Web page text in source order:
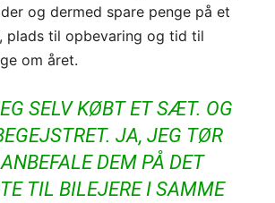
og dermed spare penge på et
til opbevaring og tid til
om året.
SELV KØBT ET SÆT. OG
JA, JEG TØR
DEM PÅ DET
TIL BILEJERE I SAMME